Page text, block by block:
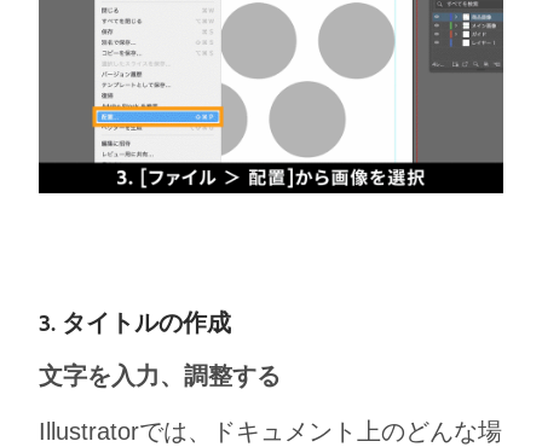
3. タイトルの作成
文字を入力、調整する
Illustratorでは、ドキュメント上のどんな場